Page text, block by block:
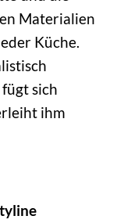
Materialien
Küche.
sich
ihm